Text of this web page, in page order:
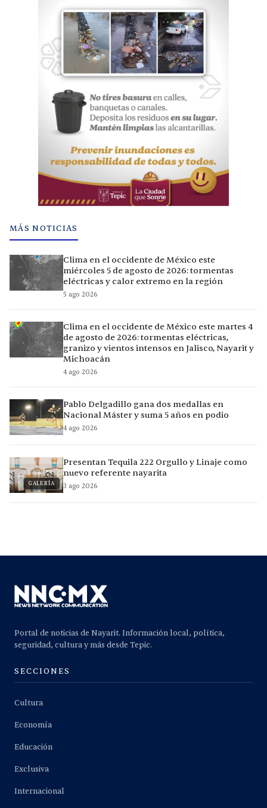
MÁS NOTICIAS
Clima en el occidente de México este
miércoles 5 de agosto de 2026: tormentas
eléctricas y calor extremo en la región
5 ago 2026
Clima en el occidente de México este martes 4
de agosto de 2026: tormentas eléctricas,
granizo y vientos intensos en Jalisco, Nayarit y
Michoacán
4 ago 2026
Pablo Delgadillo gana dos medallas en
Nacional Máster y suma 5 años en podio
4 ago 2026
GALERÍA
Presentan Tequila 222 Orgullo y Linaje como
nuevo referente nayarita
3 ago 2026
Portal de noticias de Nayarit. Información local, política,
seguridad, cultura y más desde Tepic.
SECCIONES
Cultura
Economía
Educación
Exclusiva
Internacional